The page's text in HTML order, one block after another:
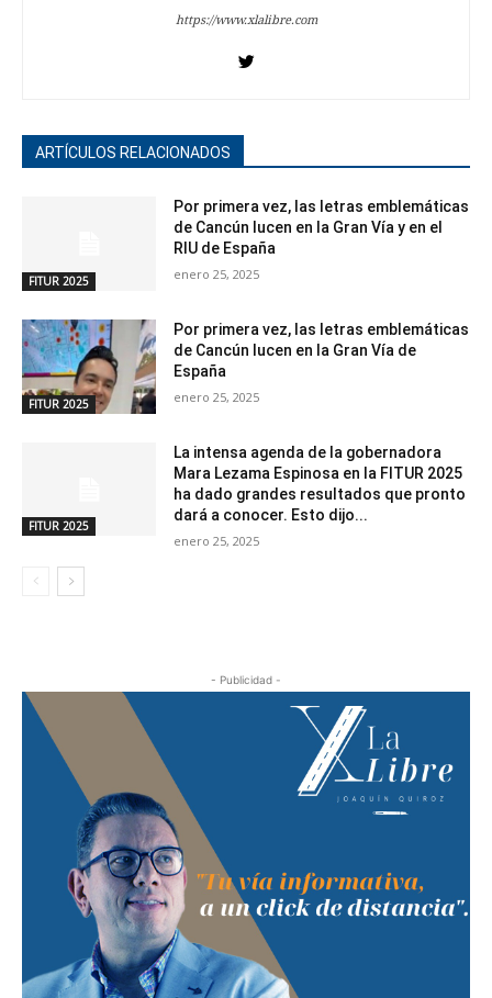
https://www.xlalibre.com
ARTÍCULOS RELACIONADOS
FITUR 2025
Por primera vez, las letras emblemáticas
de Cancún lucen en la Gran Vía y en el
RIU de España
enero 25, 2025
FITUR 2025
Por primera vez, las letras emblemáticas
de Cancún lucen en la Gran Vía de
España
enero 25, 2025
FITUR 2025
La intensa agenda de la gobernadora
Mara Lezama Espinosa en la FITUR 2025
ha dado grandes resultados que pronto
dará a conocer. Esto dijo...
enero 25, 2025
- Publicidad -